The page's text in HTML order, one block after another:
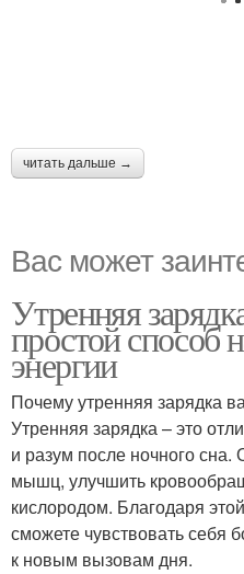
читать дальше →
Вас может
Утренняя
простой способ
энергии
Почему утренняя зарядка
Утренняя зарядка – это
и разум после ночного сна.
мышц, улучшить
кислородом. Благодаря
сможете чувствовать себя
к новым вызовам дня.